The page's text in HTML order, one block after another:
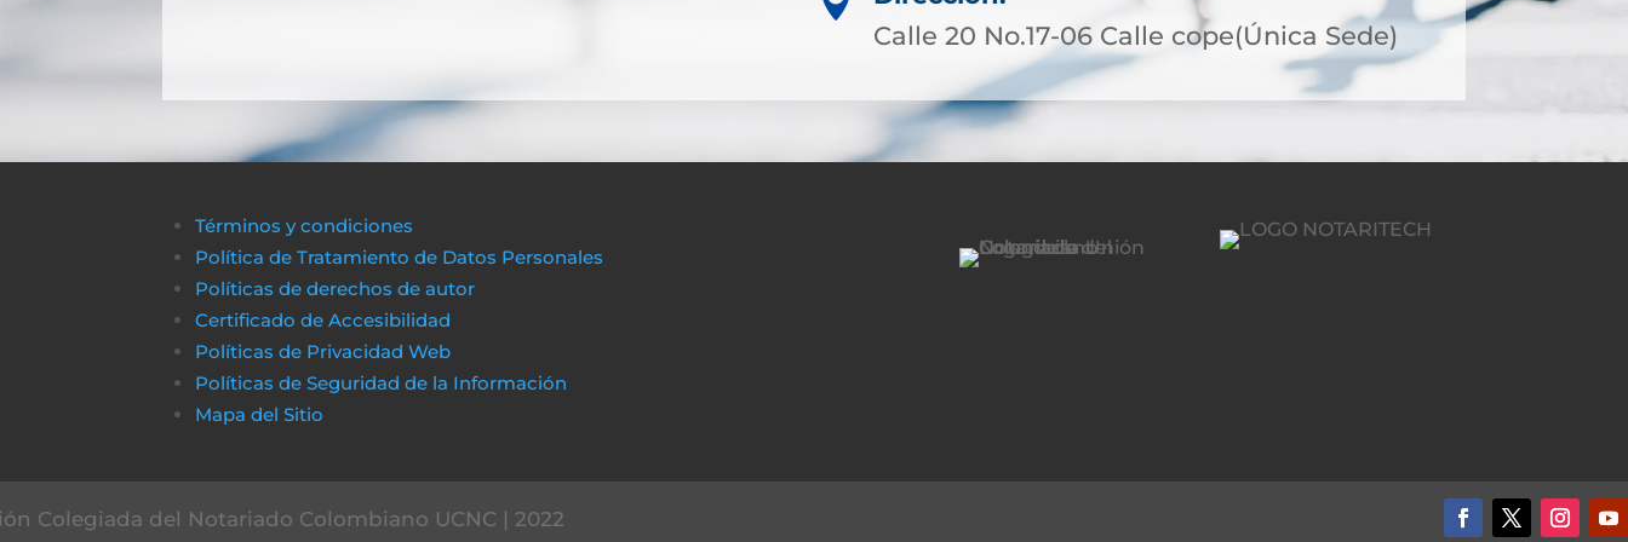
Calle 20 No.17-06 Calle cope(Única Sede)
Términos y condiciones
Política de Tratamiento de Datos Personales
Políticas de derechos de autor
Certificado de Accesibilidad
Políticas de Privacidad Web
Políticas de Seguridad de la Información
Mapa del Sitio
Colegiada del Notariado Colombiano UCNC | 2022